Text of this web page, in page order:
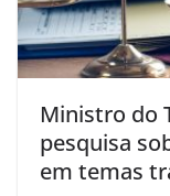
Ministro do
pesquisa
em temas